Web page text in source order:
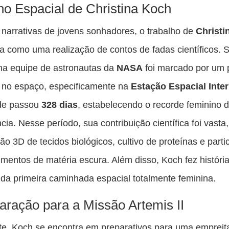
Espacial de Christina Koch
de jovens sonhadores, o trabalho de
como uma realização de contos de fadas científicos.
equipe de astronautas da NASA foi marcado por um
espaço, especificamente na Estação Espacial
passou328 dias, estabelecendo o recorde feminino
Nesse período, sua contribuição científica foi
3D de tecidos biológicos, cultivo de proteínas e
de matéria escura. Além disso, Koch fez
primeira caminhada espacial totalmente feminina.
para a Missão Artemis II